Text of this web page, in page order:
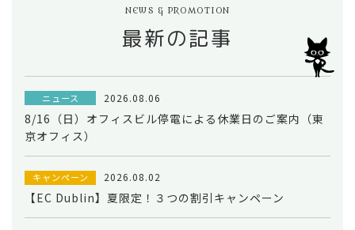
NEWS & PROMOTION
最新の記事
ニュース 2026.08.06
8/16（日）オフィスビル停電による休業日のご案内（東
京オフィス）
キャンペーン 2026.08.02
【EC Dublin】夏限定！３つの割引キャンペーン